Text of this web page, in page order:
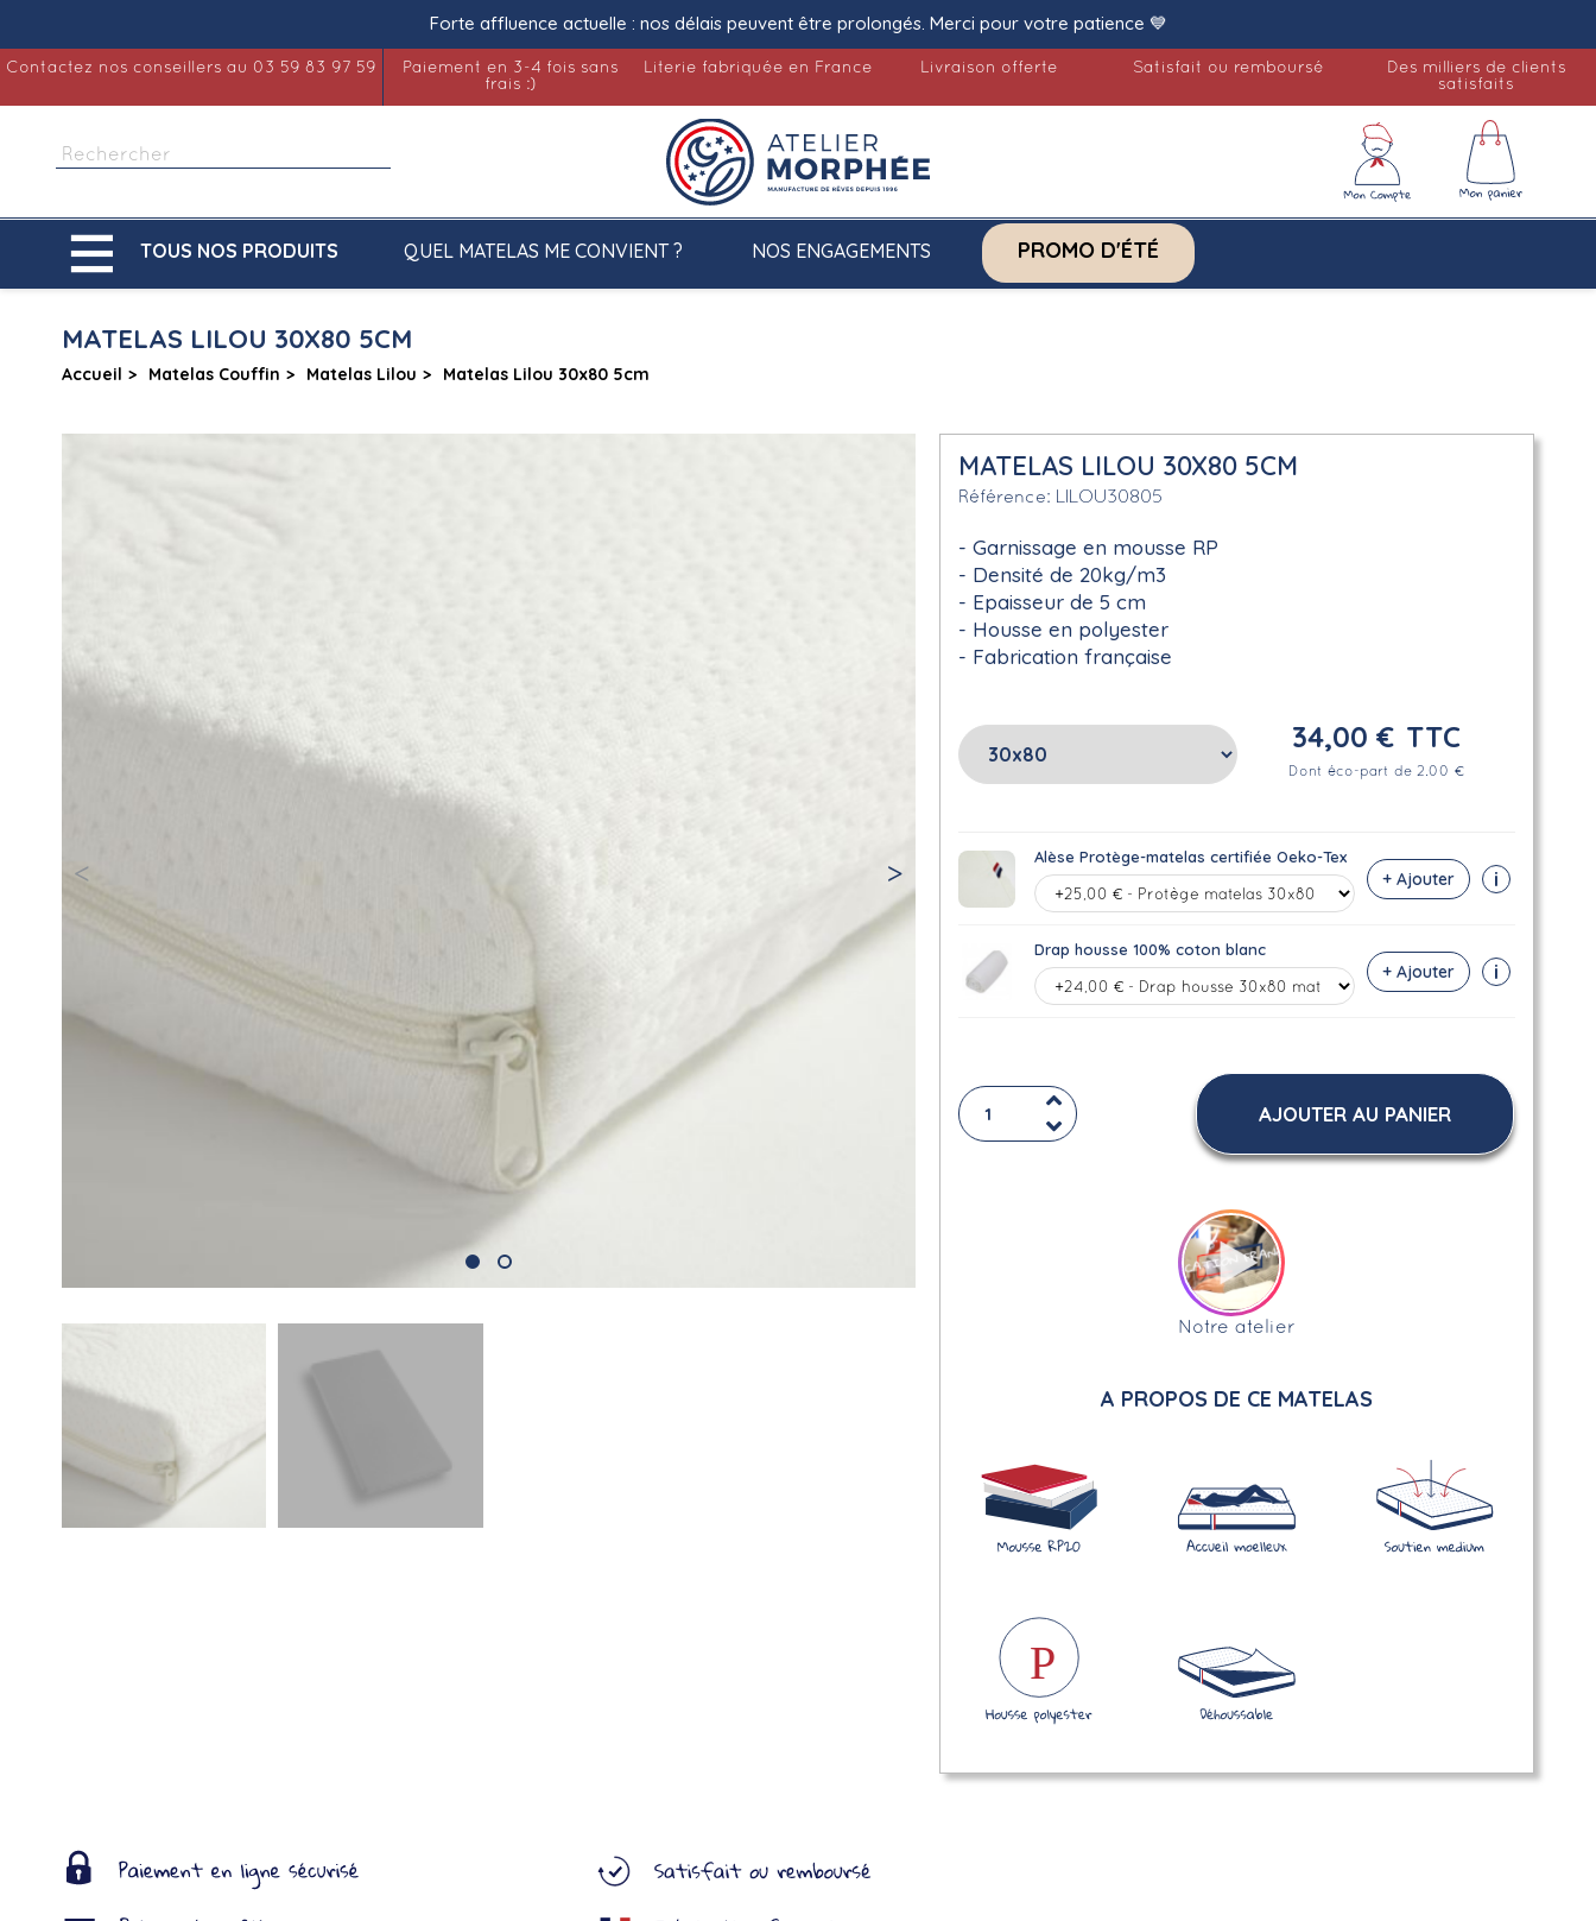
Forte affluence actuelle : nos délais peuvent être prolongés. Merci pour votre patience 💙
Contactez nos conseillers au 03 59 83 97 59
Paiement en 3-4 fois sans
frais :)
Literie fabriquée en France Livraison offerte Satisfait ou remboursé
Des milliers de clients
satisfaits
 TOUS NOS PRODUITS QUEL MATELAS ME CONVIENT ? NOS ENGAGEMENTS PROMO D'ÉTÉ
MATELAS LILOU 30X80 5CM
Accueil Matelas Couffin Matelas Lilou Matelas Lilou 30x80 5cm
MATELAS LILOU 30X80 5CM
Référence LILOU30805
Garnissage en mousse RP
Densité de 20kg/m3
Epaisseur de 5 cm
Housse en polyester
Fabrication française
34,00 € TTC
Dont éco-part de 2.00 €
Alèse Protège-matelas certifiée Oeko-Tex
+ Ajouter i
Drap housse 100% coton blanc
+ Ajouter i
AJOUTER AU PANIER
Notre atelier
A PROPOS DE CE MATELAS